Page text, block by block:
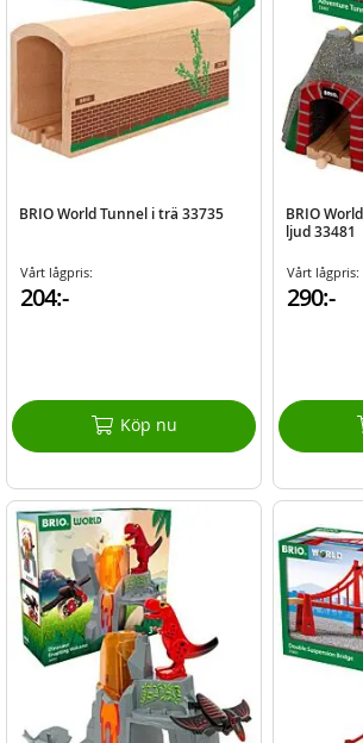
BRIO World Tunnel i trä 33735
Vårt lågpris:
204:-
Köp nu
BRIO
ljud 33481
Vårt lågpris:
290:-